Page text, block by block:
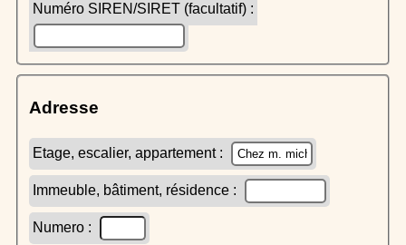
Numéro SIREN/SIRET (facultatif) :
Adresse
Etage, escalier, appartement :
Immeuble, bâtiment, résidence :
Numero :